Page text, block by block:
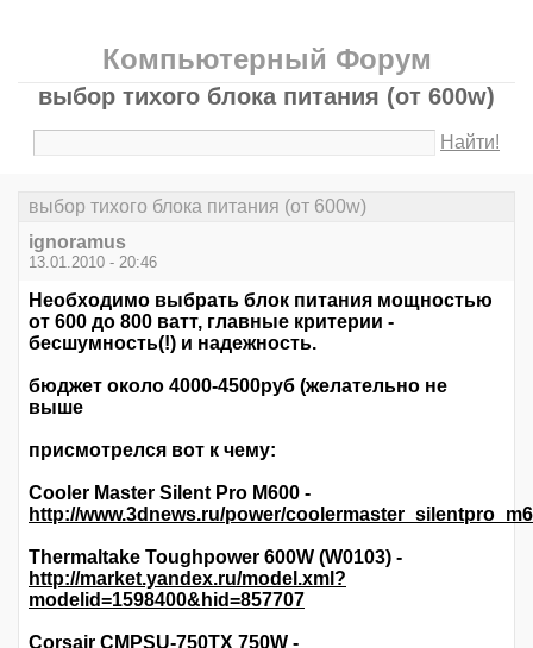
Компьютерный Форум
выбор тихого блока питания (от 600w)
Найти!
выбор тихого блока питания (от 600w)
ignoramus
13.01.2010 - 20:46
Необходимо выбрать блок питания мощностью
от 600 до 800 ватт, главные критерии -
бесшумность(!) и надежность.
бюджет около 4000-4500руб (желательно не
выше
присмотрелся вот к чему:
Cooler Master Silent Pro M600 -
http://www.3dnews.ru/power/
Thermaltake Toughpower 600W (W0103) -
http://market.yandex.ru/model.xml?
modelid=1598400&hid=857707
Corsair CMPSU-750TX 750W -